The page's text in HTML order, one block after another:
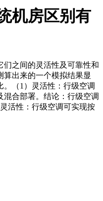
机房区别有
们之间的灵活性及可靠性和
算出来的一个模拟结果显
（1）灵活性：行级空调
混合部署。结论：行级空调
活性：行级空调可实现按